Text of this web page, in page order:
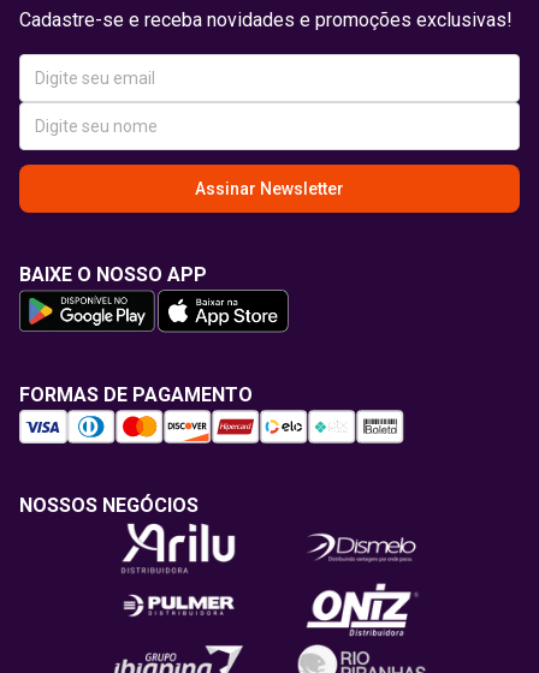
Cadastre-se e receba novidades e promoções exclusivas!
Assinar Newsletter
BAIXE O NOSSO APP
FORMAS DE PAGAMENTO
NOSSOS NEGÓCIOS